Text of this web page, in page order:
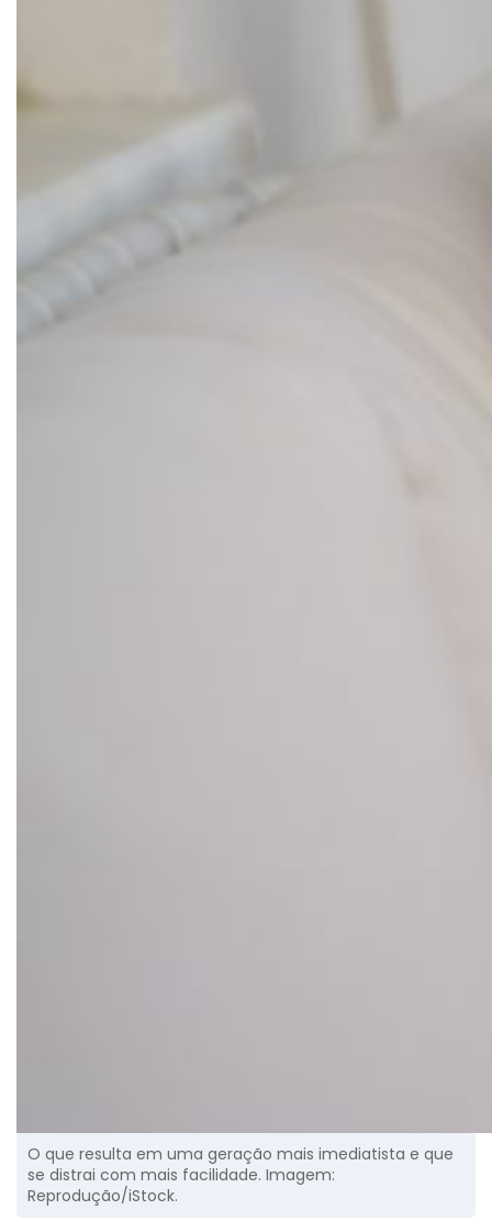
O que resulta em uma geração mais imediatista e que
se distrai com mais facilidade. Imagem:
Reprodução/iStock.